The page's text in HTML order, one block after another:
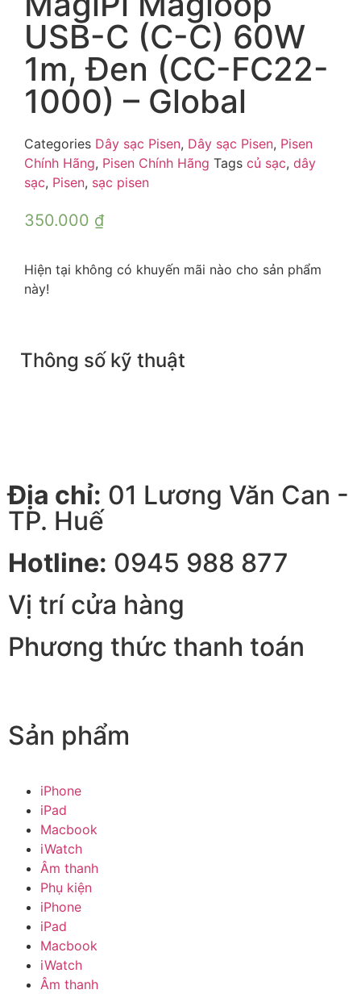
USB-C (C-C) 60W
1m, Đen (CC-FC22-
1000) – Global
Categories Dây sạc Pisen, Dây sạc Pisen, Pisen
Chính Hãng, Pisen Chính Hãng Tags củ sạc, dây
sạc, Pisen, sạc pisen
350.000 ₫
Hiện tại không có khuyến mãi nào cho sản phẩm
này!
Thông số kỹ thuật
Địa chỉ: 01 Lương Văn Can -
TP. Huế
Hotline: 0945 988 877
Vị trí cửa hàng
Phương thức thanh toán
Sản phẩm
iPhone
iPad
Macbook
iWatch
Âm thanh
Phụ kiện
iPhone
iPad
Macbook
iWatch
Âm thanh